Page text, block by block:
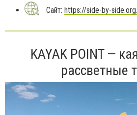
Сайт: https://side-by-
KAYAK POINT —
рассветные